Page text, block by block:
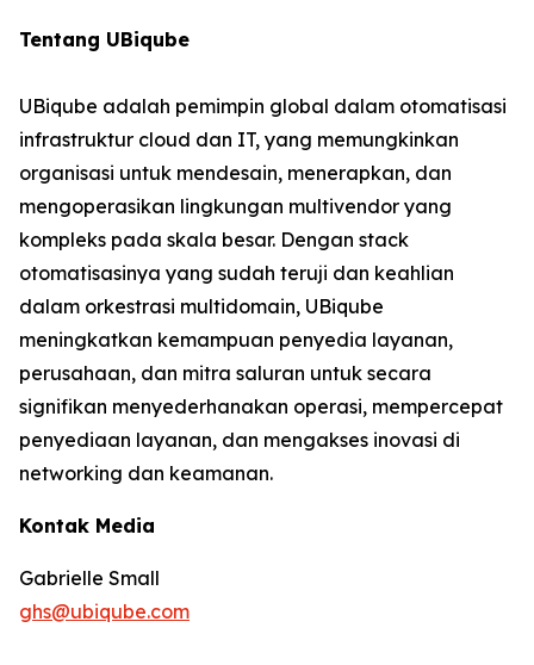
Tentang UBiqube
UBiqube adalah pemimpin global dalam otomatisasi
infrastruktur cloud dan IT, yang memungkinkan
organisasi untuk mendesain, menerapkan, dan
mengoperasikan lingkungan multivendor yang
kompleks pada skala besar. Dengan stack
otomatisasinya yang sudah teruji dan keahlian
dalam orkestrasi multidomain, UBiqube
meningkatkan kemampuan penyedia layanan,
perusahaan, dan mitra saluran untuk secara
signifikan menyederhanakan operasi, mempercepat
penyediaan layanan, dan mengakses inovasi di
networking dan keamanan.
Kontak Media
Gabrielle Small
ghs@ubiqube.com